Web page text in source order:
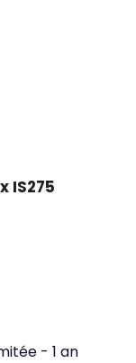
IS275
- 1 an